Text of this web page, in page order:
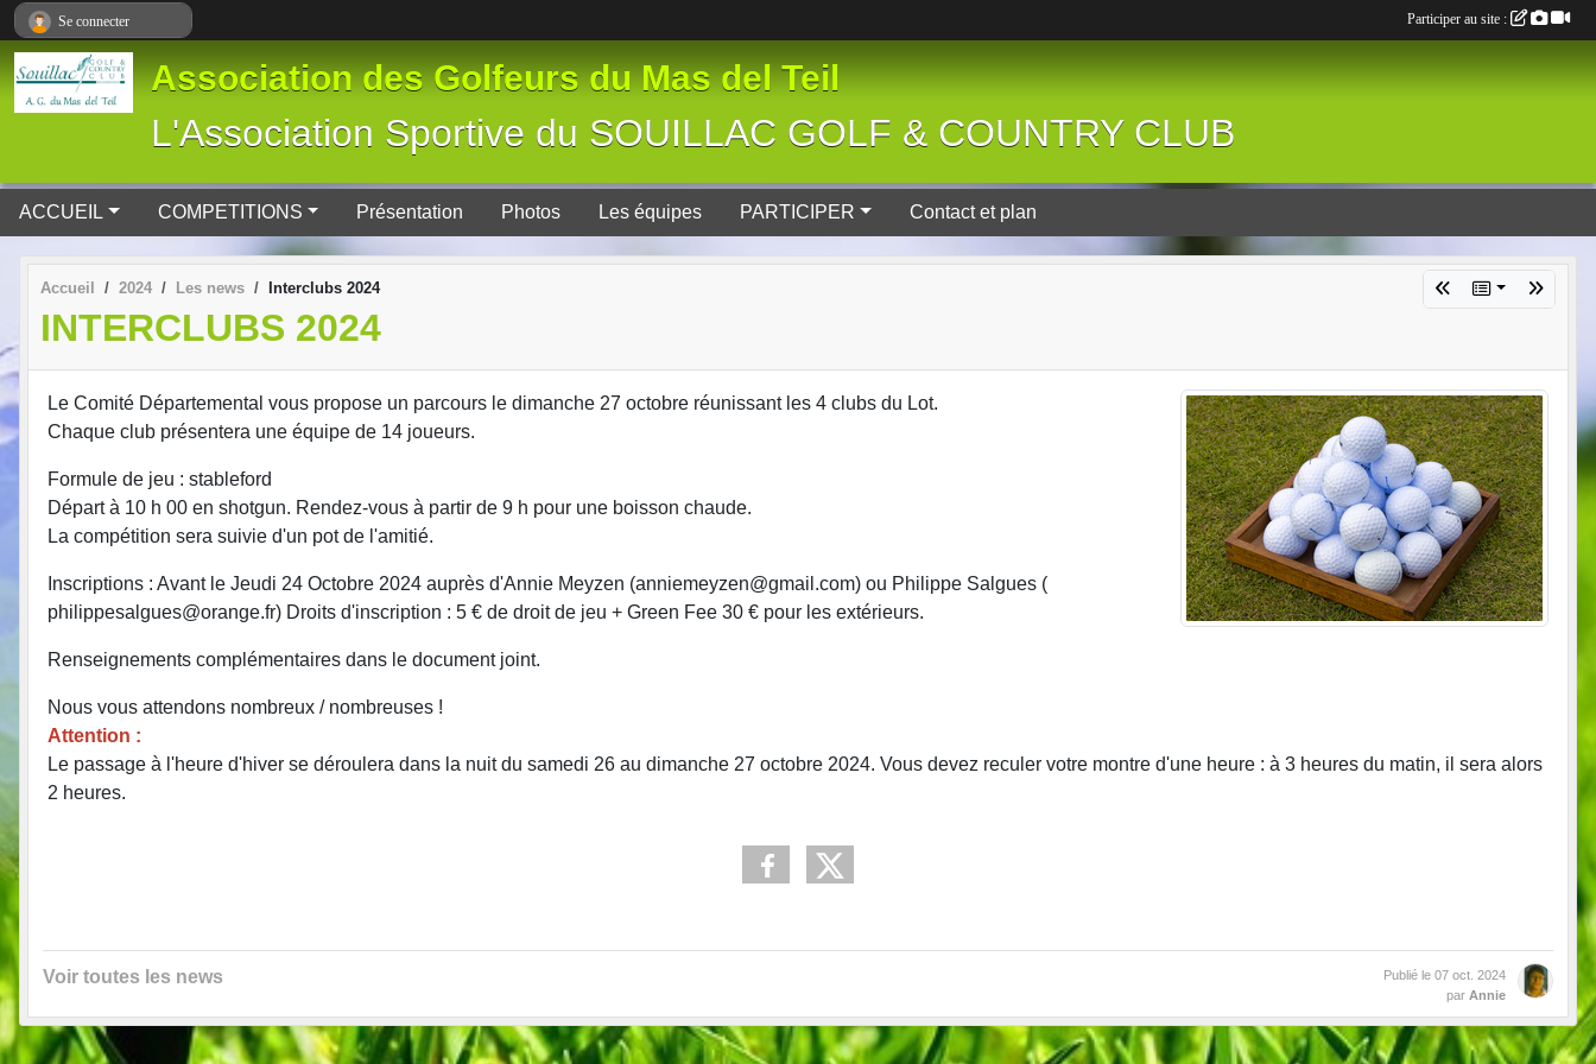
Association des Golfeurs du Mas del Teil
L'Association Sportive du SOUILLAC GOLF & COUNTRY CLUB
ACCUEIL COMPETITIONS Présentation Photos Les équipes PARTICIPER Contact et plan
Accueil 2024 Les news Interclubs 2024
INTERCLUBS 2024
Le Comité Départemental vous propose un parcours le dimanche 27 octobre réunissant les 4 clubs du Lot.
Chaque club présentera une équipe de 14 joueurs.
Formule de jeu : stableford
Départ à 10 h 00 en shotgun. Rendez-vous à partir de 9 h pour une boisson chaude.
La compétition sera suivie d'un pot de l'amitié.
Inscriptions : Avant le Jeudi 24 Octobre 2024 auprès d'Annie Meyzen (anniemeyzen@gmail.com) ou Philippe Salgues (
philippesalgues@orange.fr) Droits d'inscription : 5 € de droit de jeu + Green Fee 30 € pour les extérieurs.
Renseignements complémentaires dans le document joint.
Nous vous attendons nombreux / nombreuses !
Attention :
Le passage à l'heure d'hiver se déroulera dans la nuit du samedi 26 au dimanche 27 octobre 2024. Vous devez reculer votre montre d'une heure : à 3 heures du matin, il sera alors
2 heures.
Voir toutes les news Publié le 07 oct. 2024
par Annie
Se connecter Participer au site :
Panneau de gestion des cookies